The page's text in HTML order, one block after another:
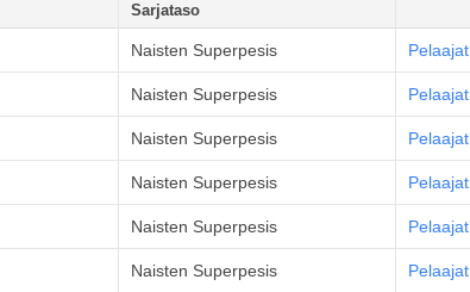
Sarjataso
Naisten Superpesis Pelaajat
Naisten Superpesis Pelaajat
Naisten Superpesis Pelaajat
Naisten Superpesis Pelaajat
Naisten Superpesis Pelaajat
Naisten Superpesis Pelaajat